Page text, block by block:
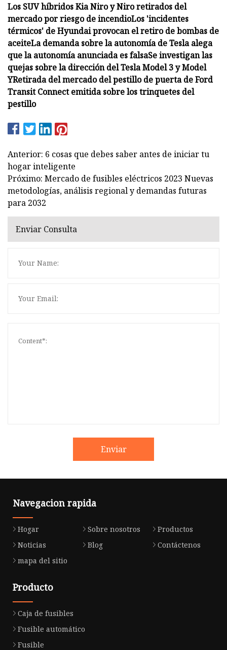
Los SUV híbridos Kia Niro y Niro retirados del
mercado por riesgo de incendioLos 'incidentes
térmicos' de Hyundai provocan el retiro de bombas de
aceiteLa demanda sobre la autonomía de Tesla alega
que la autonomía anunciada es falsaSe investigan las
quejas sobre la dirección del Tesla Model 3 y Model
YRetirada del mercado del pestillo de puerta de Ford
Transit Connect emitida sobre los trinquetes del
pestillo
Anterior: 6 cosas que debes saber antes de iniciar tu
hogar inteligente
Próximo: Mercado de fusibles eléctricos 2023 Nuevas
metodologías, análisis regional y demandas futuras
para 2032
Enviar Consulta
Enviar
Navegacion rapida
Hogar Sobre nosotros
Productos
Noticias
Blog
Contáctenos
mapa del sitio
Producto
Caja de fusibles
Fusible automático
Fusible